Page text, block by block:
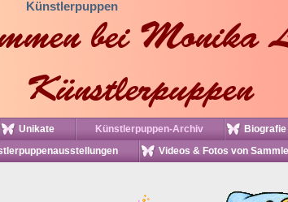
Künstlerpuppen
Unikate Künstlerpuppen-Archiv Biografie
Videos & Fotos von